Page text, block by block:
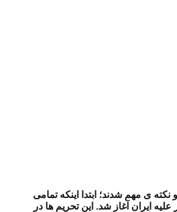
تحمیلی، مقامات کشور متوجه دو نکته ی مهم شدند؛ ابتدا اینکه تمامی
ایران آغاز شد. این تحریم ها در